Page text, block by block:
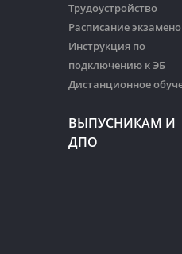
Трудоустройство
Расписание
Инструкция по
подключению к ЭБ
Дистанционное
ВЫПУСНИКАМ И
ДПО